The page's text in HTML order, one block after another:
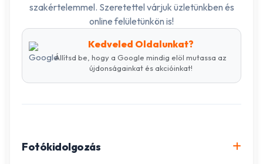
szakértelemmel. Szeretettel várjuk üzletünkben és
online felületünkön is!
Kedveled Oldalunkat?
Állítsd be, hogy a Google mindig elöl mutassa az
újdonságainkat és akcióinkat!
Fotókidolgozás